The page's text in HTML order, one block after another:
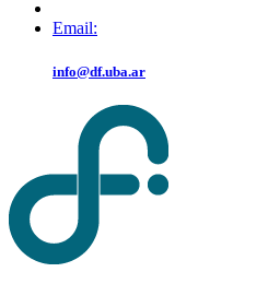
Email:
info@df.uba.ar